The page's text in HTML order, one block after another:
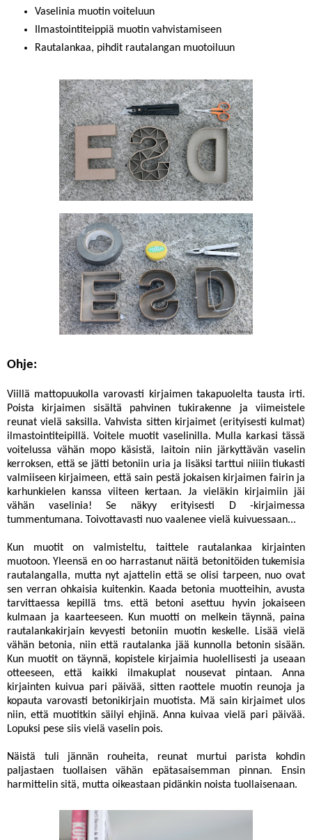
Vaselinia muotin voiteluun
Ilmastointiteippiä muotin vahvistamiseen
Rautalankaa, pihdit rautalangan muotoiluun
Ohje:
Viillä mattopuukolla varovasti kirjaimen takapuolelta tausta irti.
Poista kirjaimen sisältä pahvinen tukirakenne ja viimeistele
reunat vielä saksilla. Vahvista sitten kirjaimet (erityisesti kulmat)
ilmastointiteipillä. Voitele muotit vaselinilla. Mulla karkasi tässä
voitelussa vähän mopo käsistä, laitoin niin järkyttävän vaselin
kerroksen, että se jätti betoniin uria ja lisäksi tarttui niiiin tiukasti
valmiiseen kirjaimeen, että sain pestä jokaisen kirjaimen fairin ja
karhunkielen kanssa viiteen kertaan. Ja vieläkin kirjaimiin jäi
vähän vaselinia! Se näkyy erityisesti D -kirjaimessa
tummentumana. Toivottavasti nuo vaalenee vielä kuivuessaan...
Kun muotit on valmisteltu, taittele rautalankaa kirjainten
muotoon. Yleensä en oo harrastanut näitä betonitöiden tukemisia
rautalangalla, mutta nyt ajattelin että se olisi tarpeen, nuo ovat
sen verran ohkaisia kuitenkin. Kaada betonia muotteihin, avusta
tarvittaessa kepillä tms. että betoni asettuu hyvin jokaiseen
kulmaan ja kaarteeseen. Kun muotti on melkein täynnä, paina
rautalankakirjain kevyesti betoniin muotin keskelle. Lisää vielä
vähän betonia, niin että rautalanka jää kunnolla betonin sisään.
Kun muotit on täynnä, kopistele kirjaimia huolellisesti ja useaan
otteeseen, että kaikki ilmakuplat nousevat pintaan. Anna
kirjainten kuivua pari päivää, sitten raottele muotin reunoja ja
kopauta varovasti betonikirjain muotista. Mä sain kirjaimet ulos
niin, että muotitkin säilyi ehjinä. Anna kuivaa vielä pari päivää.
Lopuksi pese siis vielä vaselin pois.
Näistä tuli jännän rouheita, reunat murtui parista kohdin
paljastaen tuollaisen vähän epätasaisemman pinnan. Ensin
harmittelin sitä, mutta oikeastaan pidänkin noista tuollaisenaan.